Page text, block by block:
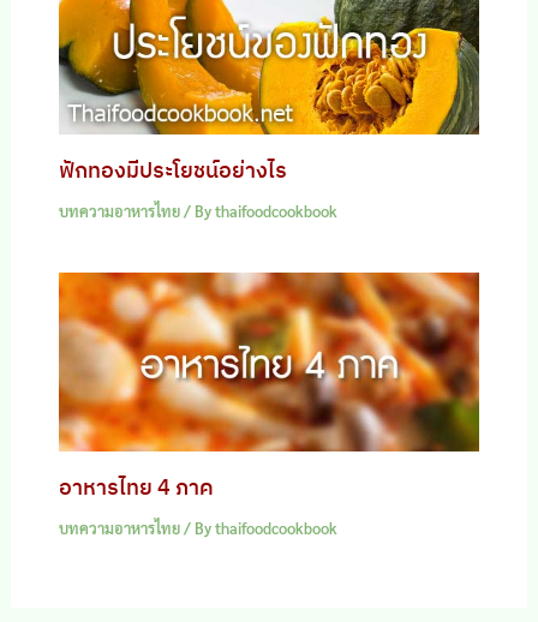
ฟักทองมีประโยชน์อย่างไร
บทความอาหารไทย/ Bythaifoodcookbook
อาหารไทย 4 ภาค
บทความอาหารไทย/ Bythaifoodcookbook